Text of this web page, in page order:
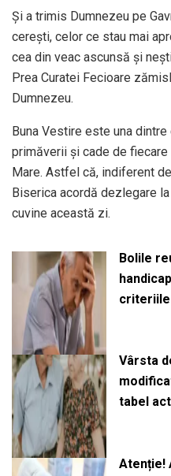
Și a trimis Dumnezeu pe
cerești, celor ce stau mai
cea din veac ascunsă și
Prea Curatei Fecioare
Dumnezeu.
Buna Vestire este una
primăverii și cade de
Mare. Astfel că, indiferent
Biserica acordă dezlegare
cuvine această zi.
Bolile
Vârsta
tabel
Atenție!